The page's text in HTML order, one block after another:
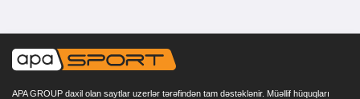
APA GROUP daxil olan saytlar uzerlər tərəfindən tam dəstəklənir. Müəllif hüquqları